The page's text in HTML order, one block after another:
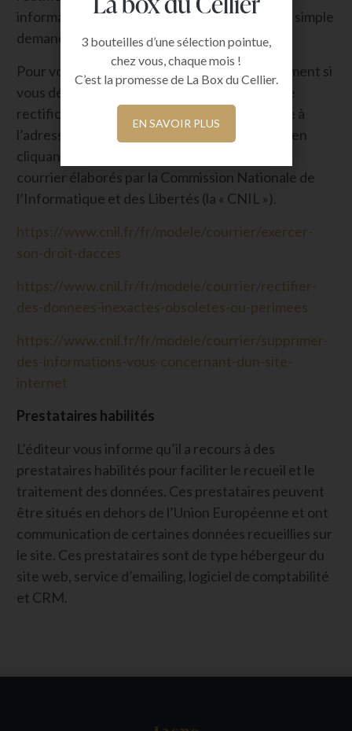
information personnelle vous concernant par simple
demande via notre courriel.
Pour vous aider dans votre démarche, notamment si
vous désirez exercer votre droit d’accès ou de
rectification par le biais d’une demande écrite à
l’adresse postale de l’éditeur, vous trouverez en
cliquant sur les liens suivants des modèles de
courrier élaborés par la Commission Nationale de
l’Informatique et des Libertés (la « CNIL »).
https://www.cnil.fr/fr/modele/courrier/exercer-
son-droit-dacces
https://www.cnil.fr/fr/modele/courrier/rectifier-
des-donnees-inexactes-obsoletes-ou-perimees
https://www.cnil.fr/fr/modele/courrier/supprimer-
des-informations-vous-concernant-dun-site-
internet
Prestataires habilités
L’éditeur vous informe qu’il a recours à des
prestataires habilités pour faciliter le recueil et le
traitement des données. Ces prestataires peuvent
être situés en dehors de l’Union Européenne et ont
communication de certaines données recueillies sur
le site. Ces prestataires sont de type hébergeur du
site web, service d’emailing, logiciel de comptabilité
et CRM.
3 bouteilles d’une sélection pointue,
chez vous, chaque mois !
C’est la promesse de La Box du Cellier.
EN SAVOIR PLUS